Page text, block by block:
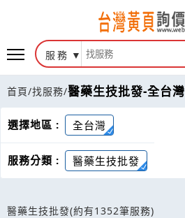
服務
首頁/找服務/醫藥生技批發-全台灣
選擇地區 : 全台灣
服務分類 : 醫藥生技批發
醫藥生技批發(約有1352筆服務)